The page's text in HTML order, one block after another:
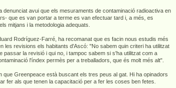
denunciat avui que els mesuraments de contaminació radioactiva en
que es van portar a terme es van efectuar tard i, a més, es
mitjans i la metodologia adequats.
Rodríguez-Farré, ha recomanat que es facin nous estudis més
les revisions els habitants d'Ascó: "No sabem quin criteri ha utilitzat
passar la revisió i qui no, i tampoc sabem si s'ha utilitzat com a
l'índex permès per a treballadors, que és molt més alt".
que Greenpeace està buscant els tres peus al gat. Hi ha opinadors
fer als que tenen la capacitació per a fer les coses ben fetes.